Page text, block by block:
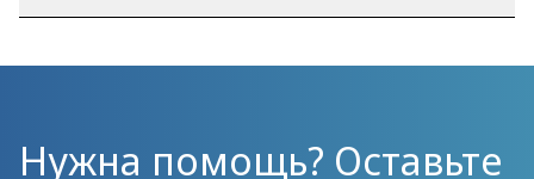
Нужна помощь? Оставьте